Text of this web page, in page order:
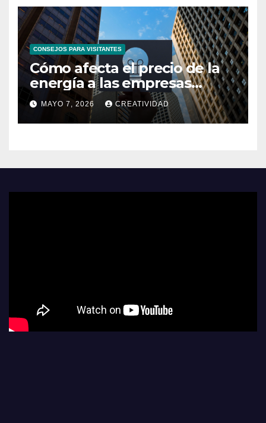
CONSEJOS PARA VISITANTES
Cómo afecta el precio de la
energía a las empresas
españolas
MAYO 7, 2026 CREATIVIDAD